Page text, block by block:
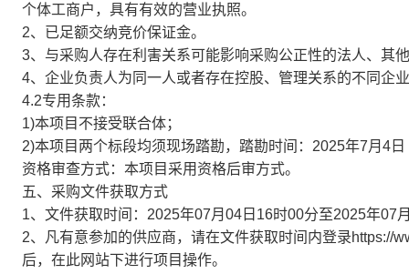
个体工商户，具有有效的营业执照。
2、已足额交纳竞价保证金。
3、与采购人存在利害关系可能影响采购公正性的法人、其
4、企业负责人为同一人或者存在控股、管理关系的不同企
4.2专用条款：
1)本项目不接受联合体；
2)本项目两个标段均须现场踏勘，踏勘时间：2025年7月4
资格审查方式：本项目采用资格后审方式。
五、采购文件获取方式
1、文件获取时间：2025年07月04日16时00分至2025年07
2、凡有意参加的供应商，请在文件获取时间内登录https://
后，在此网站下进行项目操作。